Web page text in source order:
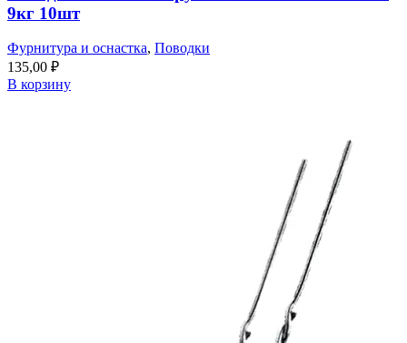
9кг 10шт
Фурнитура и оснастка, Поводки
135,00 ₽
В корзину